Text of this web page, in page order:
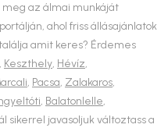
meg az álmai munkáját
ahol friss állásajánlatok
amit keres? Érdemes
, Keszthely, Hévíz,
, Pacsa, Zalakaros,
, Balatonlelle,
sikerrel javasoljuk változtass a